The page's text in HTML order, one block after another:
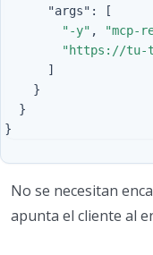
"args" :
[
"-y" , "mcp-
"https://tu-
]
}
}
}
No se necesitan
apunta el cliente al